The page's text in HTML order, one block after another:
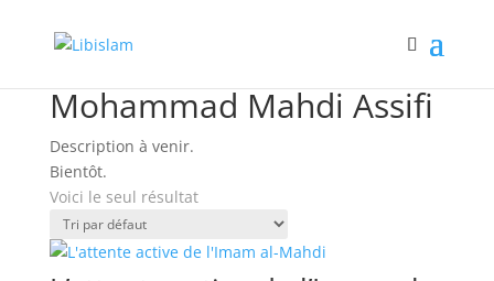
Mohammad Mahdi Assifi
Description à venir.
Bientôt.
Voici le seul résultat